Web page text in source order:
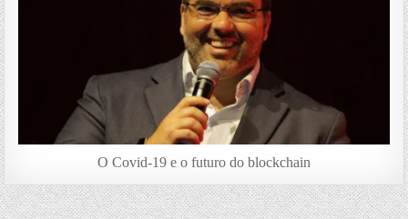
O Covid-19 e o futuro do blockchain